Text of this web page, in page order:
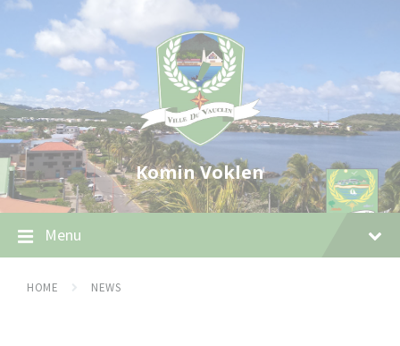
Skip
content
Skip
navigation
Skip
footer
Komin Voklen
Menu
HOME NEWS